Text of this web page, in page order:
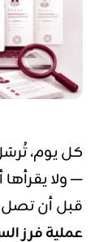
كل يوم،
— ولا
قبل أن
عملية فرز